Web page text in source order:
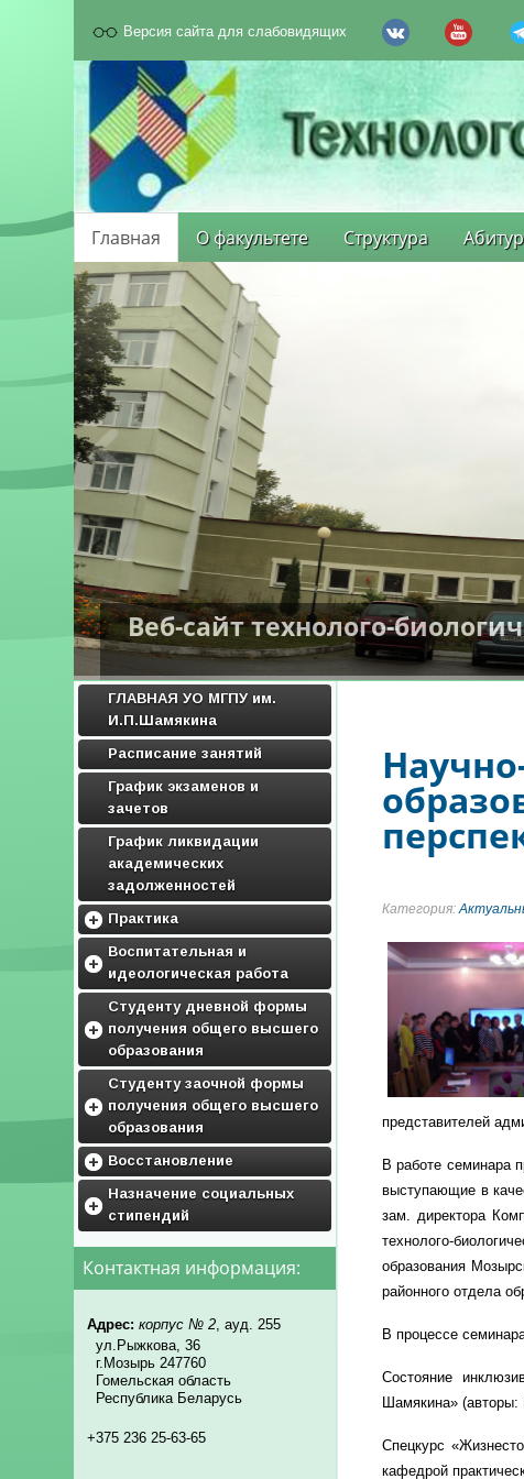
Версия сайта для слабовидящих
Главная О факультете Структура
Веб-сайт технолого-
Категория:
представителей
В работе семинара
выступающие в
зам. директора
технолого-
образования
районного отдела
В процессе
Состояние
Шамякина»
Спецкурс
кафедрой
ГЛАВНАЯ УО МГПУ им.
И.П.Шамякина
Расписание занятий
График экзаменов и
зачетов
График ликвидации
академических
задолженностей
Практика
Методические материалы по
ГРАФИК ПРАКТИК
Воспитательная и
идеологическая работа
Воспитательная работа
Фото и видео галерея
Кураторам
Студенту дневной формы
получения общего высшего
образования
Приложения к учебным
планам
Дисциплины по выбору
студентов и факультативы
Студенту заочной формы
получения общего высшего
образования
Приложения к учебным
планам
Дисциплины по выбору
студентам
Восстановление
Обьявления
Нормативные документы для
восстановления
Назначение социальных
стипендий
нормативная база
образец заявления(скачать)
документов
Контактная информация:
Адрес: корпус № 2, ауд. 255
ул.Рыжкова, 36
г.Мозырь 247760
Гомельская область
Республика Беларусь
+375 236 25-63-65